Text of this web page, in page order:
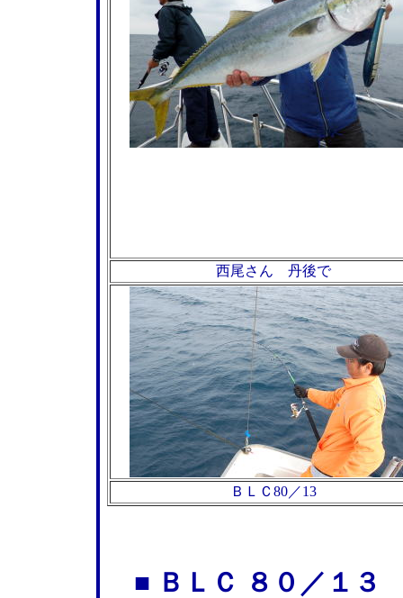
西尾さん 丹後で
ＢＬＣ80／13
■ ＢＬＣ ８０／１